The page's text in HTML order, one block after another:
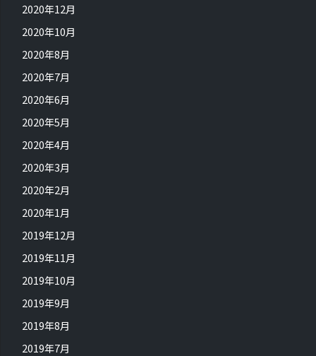
2020年12月
2020年10月
2020年8月
2020年7月
2020年6月
2020年5月
2020年4月
2020年3月
2020年2月
2020年1月
2019年12月
2019年11月
2019年10月
2019年9月
2019年8月
2019年7月